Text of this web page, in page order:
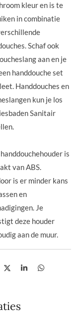
kleur en is te
in combinatie
Schaf ook
aan en je
handdouche set
Handdouches en
kun je los
Sanitair
is
van ABS.
is er minder kans
en
Je
deze houder
aan de muur.
D
S
D